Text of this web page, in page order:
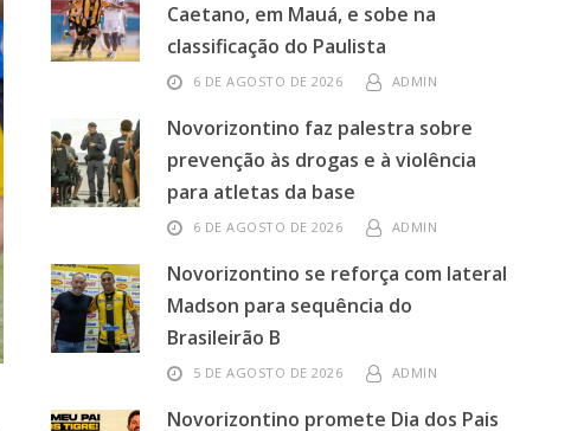
Caetano, em Mauá, e sobe na
classificação do Paulista
6 DE AGOSTO DE 2026 ADMIN
Novorizontino faz palestra sobre
prevenção às drogas e à violência
para atletas da base
6 DE AGOSTO DE 2026 ADMIN
Novorizontino se reforça com lateral
Madson para sequência do
Brasileirão B
5 DE AGOSTO DE 2026 ADMIN
Novorizontino promete Dia dos Pais